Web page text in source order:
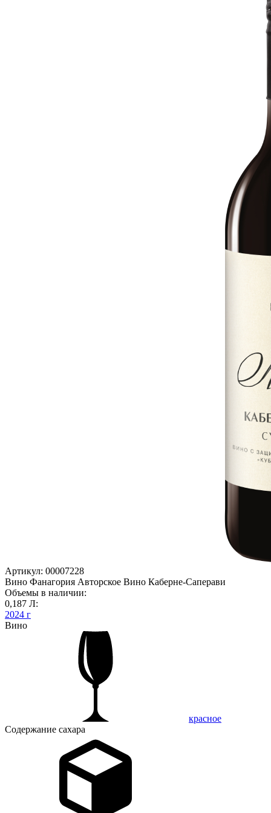
Артикул: 00007228
Вино Фанагория Авторское Вино Каберне-Саперави
Объемы в наличии:
0,187 Л:
2024 г
Вино
красное
Содержание сахара